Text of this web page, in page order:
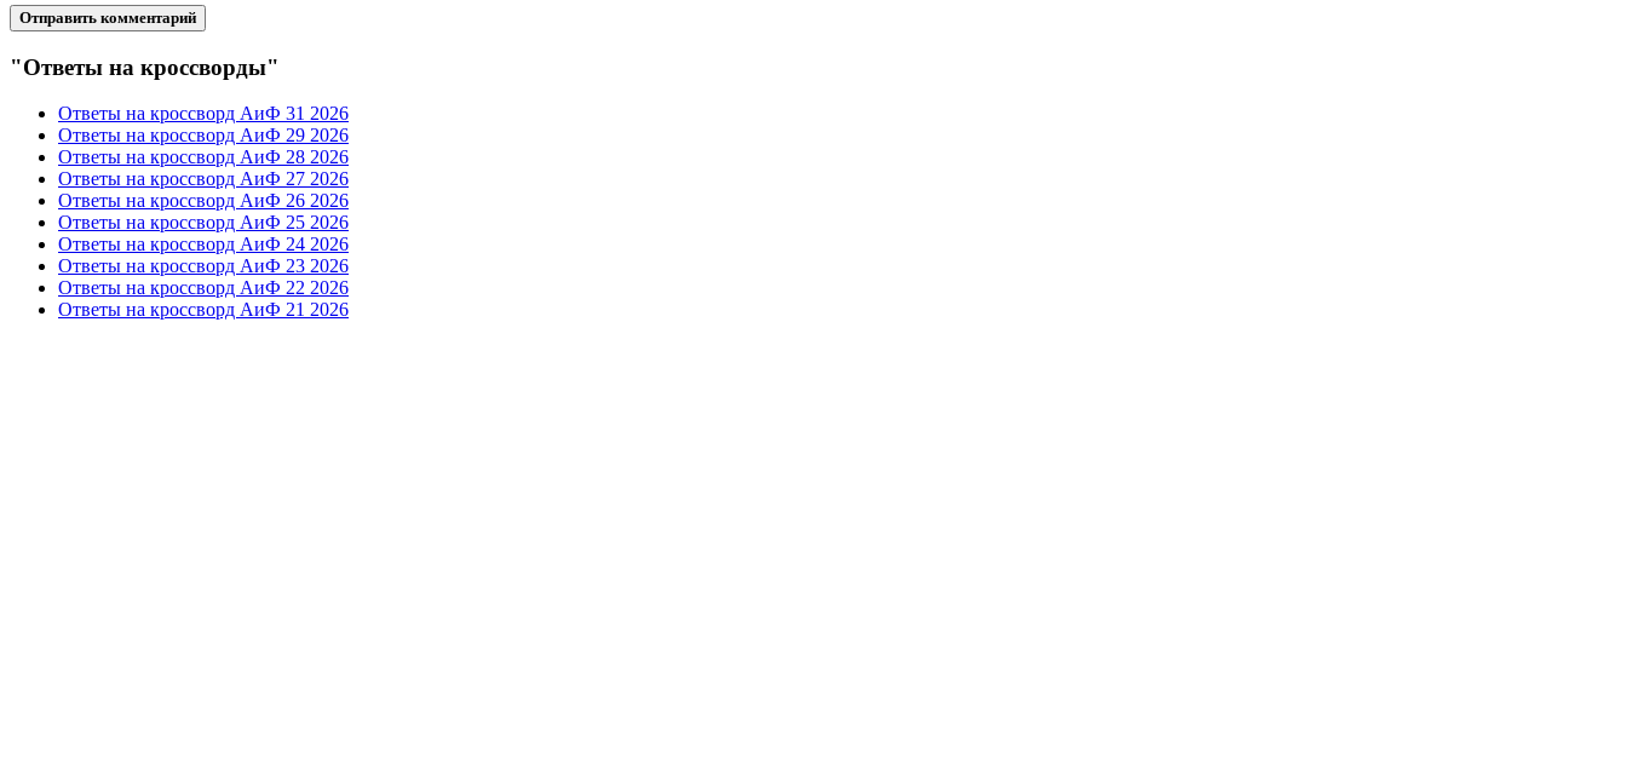
"Ответы на кроссворды"
Ответы на кроссворд АиФ 31 2026
Ответы на кроссворд АиФ 29 2026
Ответы на кроссворд АиФ 28 2026
Ответы на кроссворд АиФ 27 2026
Ответы на кроссворд АиФ 26 2026
Ответы на кроссворд АиФ 25 2026
Ответы на кроссворд АиФ 24 2026
Ответы на кроссворд АиФ 23 2026
Ответы на кроссворд АиФ 22 2026
Ответы на кроссворд АиФ 21 2026